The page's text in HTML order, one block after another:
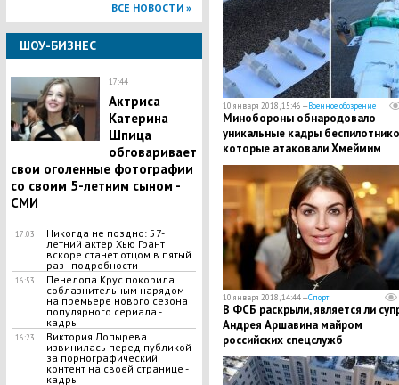
ВСЕ НОВОСТИ »
ШОУ-БИЗНЕС
17:44
Актриса
Катерина
Шпица
обговаривает
свои оголенные фотографии
со своим 5-летним сыном -
СМИ
17:03
Никогда не поздно: 57-
летний актер Хью Грант
вскоре станет отцом в пятый
раз - подробности
16:53
Пенелопа Крус покорила
соблазнительным нарядом
на премьере нового сезона
популярного сериала -
кадры
16:23
Виктория Лопырева
извинилась перед публикой
за порнографический
контент на своей странице -
кадры
10 января 2018, 15:46 —Военное обозрение
Минобороны обнародовало
уникальные кадры
которые атаковали Хмеймим
10 января 2018, 14:44 —Спорт
В ФСБ раскрыли, является ли
Андрея Аршавина майром
российских спецслужб